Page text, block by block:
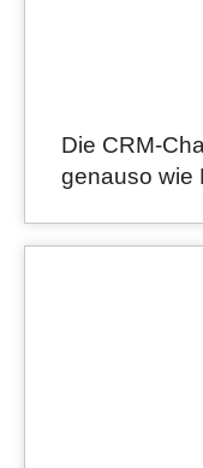
Die CRM-
genauso wie